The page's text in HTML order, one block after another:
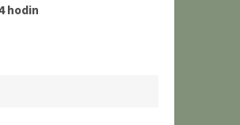
hodin